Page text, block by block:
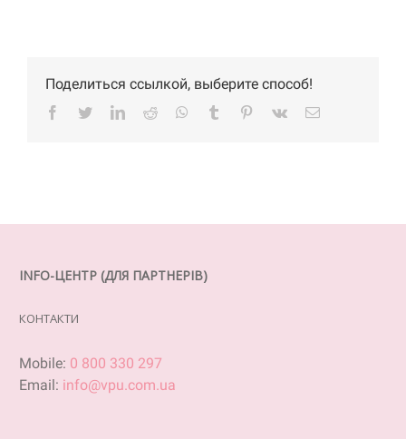
Поделиться ссылкой, выберите способ!
Facebook
TwitterLinkedIn
Reddit WhatsApp
Tumblr Pinterest
Vk Email
INFO-ЦЕНТР (ДЛЯ ПАРТНЕРІВ)
КОНТАКТИ
Mobile: 0 800 330 297
Email: info@vpu.com.ua